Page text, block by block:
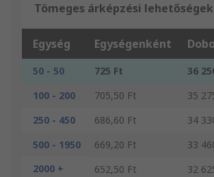
Tömeges árképzési lehetőségek
Egység Egységenként
50 - 50 725 Ft
36
100 - 200
705,50 Ft
35
250 - 450
686,60 Ft
34
500 - 1950
669,20 Ft
33
2000 +
652,50 Ft 32